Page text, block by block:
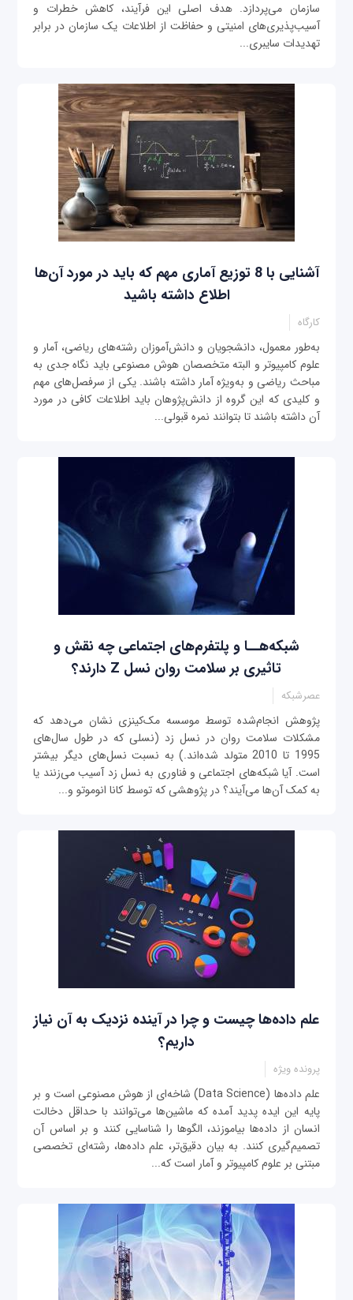
سازمان می‌پردازد. هدف اصلی این فرآیند، کاهش خطرات و
آسیب‌پذیری‌های امنیتی و حفاظت از اطلاعات یک سازمان در برابر
تهدیدات سایبری...
آشنایی با 8 توزیع آماری مهم که باید در مورد آن‌ها
اطلاع داشته باشید
کارگاه
به‌طور معمول، دانشجویان و دانش‌آموزان رشته‌های ریاضی، آمار و
علوم کامپیوتر و البته متخصصان هوش مصنوعی باید نگاه جدی به
مباحث ریاضی و به‌ویژه آمار داشته باشند. یکی از سرفصل‌های مهم
و کلیدی که این گروه از دانش‌پژوهان باید اطلاعات کافی در مورد
آن داشته باشند تا بتوانند نمره قبولی...
شبکه‌هــا و پلتفرم‌های اجتماعی چه نقش و
تاثیری بر سلامت روان نسل Z دارند؟
عصرشبکه
پژوهش انجام‌شده توسط موسسه مک‌کینزی نشان می‌دهد که
مشکلات سلامت روان در نسل زد (نسلی که در طول سال‌های
1995 تا 2010 متولد شده‌اند.) به نسبت نسل‌های دیگر بیشتر
است. آیا شبکه‌‌های اجتماعی و فناوری به نسل زد آسیب می‌‌زنند یا
به کمک آن‌ها می‌آیند؟ در پژوهشی که توسط کانا انوموتو و...
علم داده‌ها چیست و چرا در آینده نزدیک به آن نیاز
داریم؟
پرونده ویژه
علم داده‌ها (Data Science) شاخه‌ای از هوش مصنوعی است و بر
پایه این ایده پدید آمده که ماشین‌ها می‌توانند با حداقل دخالت
انسان از داده‌ها بیاموزند، الگوها را شناسایی کنند و بر اساس آن
تصمیم‌گیری کنند. به بیان دقیق‌تر، علم داده‌ها، رشته‌ای تخصصی
مبتنی بر علوم کامپیوتر و آمار است که...